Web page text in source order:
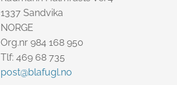
1337 Sandvika
NORGE
Org.nr 984 168 950
Tlf: 469 68 735
post@blafugl.no